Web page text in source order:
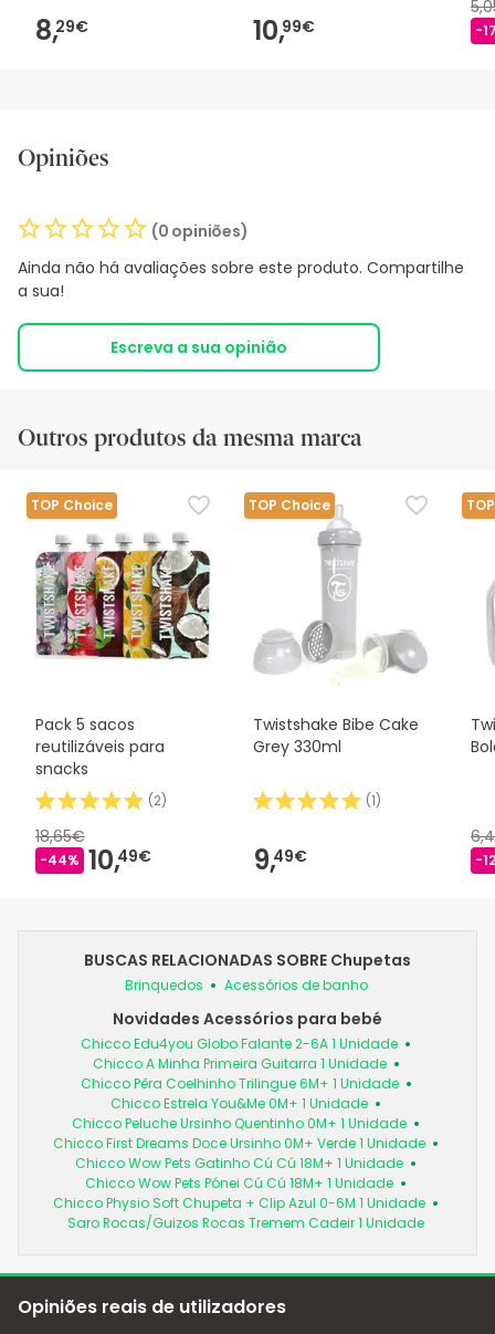
8,29€ 10,99€ -
Opiniões
(0 opiniões)
Ainda não há avaliações sobre este produto. Compartilhe
a sua!
Escreva a sua opinião
Outros produtos da mesma marca
TOP Choice
Pack 5 sacos
reutilizáveis para
snacks
(2)
18,65€
-44% 10,49€
TOP Choice
Twistshake Bibe Cake
Grey 330ml
(1)
9,49€ -
BUSCAS RELACIONADAS SOBRE Chupetas
Brinquedos Acessórios de banho
Novidades Acessórios para bebé
Chicco Edu4you Globo Falante 2-6A 1 Unidade
Chicco A Minha Primeira Guitarra 1 Unidade
Chicco Pêra Coelhinho Trilingue 6M+ 1 Unidade
Chicco Estrela You&Me 0M+ 1 Unidade
Chicco Peluche Ursinho Quentinho 0M+ 1 Unidade
Chicco First Dreams Doce Ursinho 0M+ Verde 1 Unidade
Chicco Wow Pets Gatinho Cú Cú 18M+ 1 Unidade
Chicco Wow Pets Pónei Cú Cú 18M+ 1 Unidade
Chicco Physio Soft Chupeta + Clip Azul 0-6M 1 Unidade
Saro Rocas/Guizos Rocas Tremem Cadeir 1 Unidade
Opiniões reais de utilizadores